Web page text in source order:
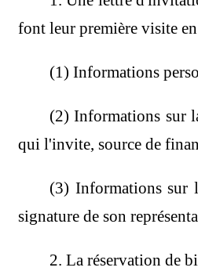
font leur première visite
(1) Informations
(2) Informations sur
qui l'invite, source de
(3) Informations sur
signature de son
2. La réservation de